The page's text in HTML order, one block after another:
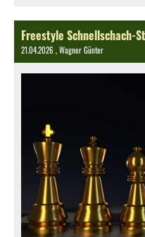
Freestyle Schnellschach-
21.04.2026 , Wagner Günter